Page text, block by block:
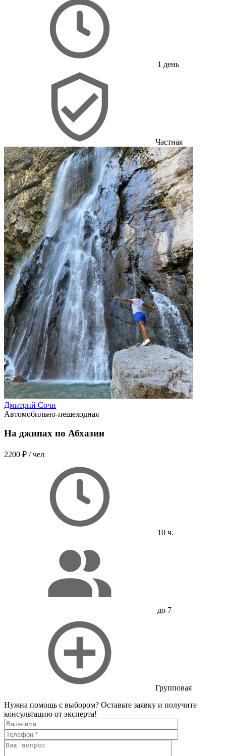
1 день
Частная
Дмитрий Сочи
Автомобильно-пешеходная
На джипах по Абхазии
2200 ₽ / чел
10 ч.
до 7
Групповая
Нужна помощь с выбором? Оставьте заявку и получите
консультацию от эксперта!